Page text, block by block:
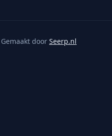
door Seerp.nl